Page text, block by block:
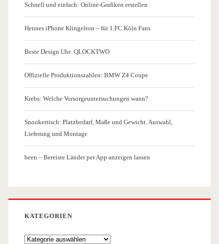
Schnell und einfach: Online-Grafiken erstellen
Hennes iPhone Klingelton – für 1.FC Köln Fans
Beste Design Uhr: QLOCKTWO
Offizielle Produktionszahlen: BMW Z4 Coupe
Krebs: Welche Vorsorgeuntersuchungen wann?
Snookertisch: Platzbedarf, Maße und Gewicht. Auswahl,
Lieferung und Montage
been – Bereiste Länder per App anzeigen lassen
KATEGORIEN
Kategorien